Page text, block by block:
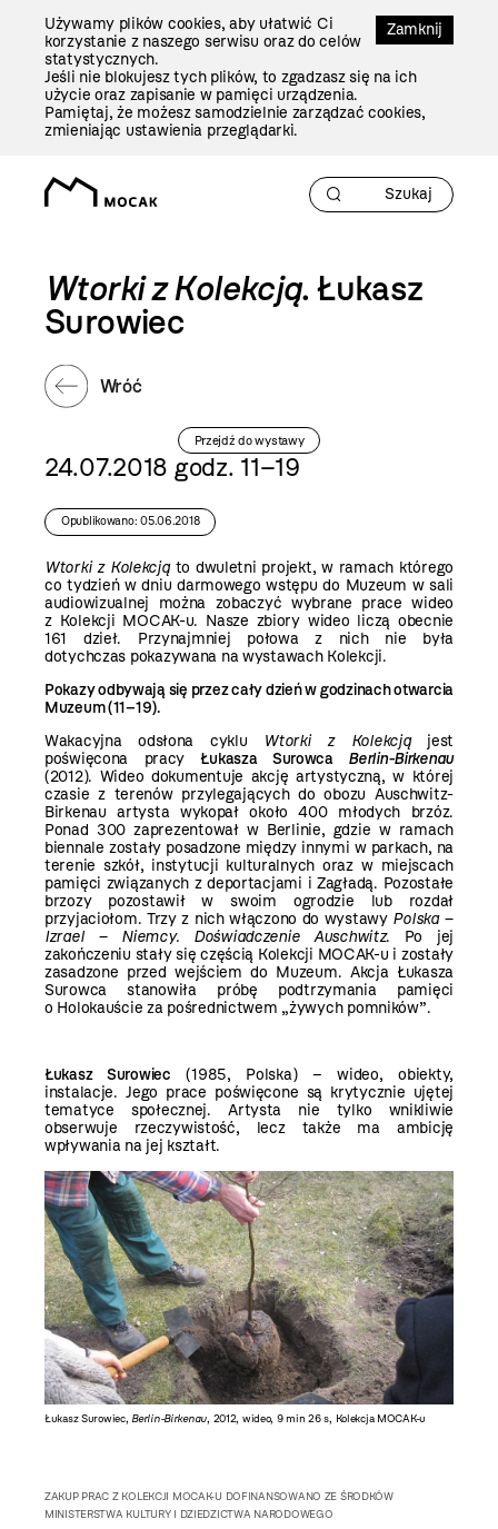
Zamknij
Używamy plików cookies, aby ułatwić Ci
korzystanie z naszego serwisu oraz do celów
statystycznych.
Jeśli nie blokujesz tych plików, to zgadzasz się na ich
użycie oraz zapisanie w pamięci urządzenia.
Pamiętaj, że możesz samodzielnie zarządzać cookies,
zmieniając ustawienia przeglądarki.
Wtorki z Kolekcją. Łukasz
Surowiec
Wróć
Przejdź do wystawy
24.07.2018 godz. 11–19
Opublikowano: 05.06.2018
Wtorki z Kolekcją to dwuletni projekt, w ramach którego
co tydzień w dniu darmowego wstępu do Muzeum w sali
audiowizualnej można zobaczyć wybrane prace wideo
z Kolekcji MOCAK-u. Nasze zbiory wideo liczą obecnie
161 dzieł. Przynajmniej połowa z nich nie była
dotychczas pokazywana na wystawach Kolekcji.
Pokazy odbywają się przez cały dzień w godzinach otwarcia
Muzeum (11–19).
Wakacyjna odsłona cyklu
Wtorki z Kolekcjąjest
poświęcona pracyŁukasza Surowca Berlin-Birkenau
(2012). Wideo dokumentuje akcję artystyczną, w której
czasie z terenów przylegających do obozu Auschwitz-
Birkenau artysta wykopał około 400 młodych brzóz.
Ponad 300 zaprezentował w Berlinie, gdzie w ramach
biennale zostały posadzone między innymi w parkach, na
terenie szkół, instytucji kulturalnych oraz w miejscach
pamięci związanych z deportacjami i Zagładą. Pozostałe
brzozy pozostawił w swoim ogrodzie lub rozdał
przyjaciołom. Trzy z nich włączono do wystawy Polska –
Izrael – Niemcy. Doświadczenie Auschwitz. Po jej
zakończeniu stały się częścią Kolekcji MOCAK-u i zostały
zasadzone przed wejściem do Muzeum. Akcja Łukasza
Surowca stanowiła próbę podtrzymania pamięci
o Holokauście za pośrednictwem „żywych pomników”.
Łukasz Surowiec (1985, Polska) – wideo, obiekty,
instalacje. Jego prace poświęcone są krytycznie ujętej
tematyce społecznej. Artysta nie tylko wnikliwie
obserwuje rzeczywistość, lecz także ma ambicję
wpływania na jej kształt.
Łukasz Surowiec, Berlin-Birkenau, 2012, wideo, 9 min 26 s, Kolekcja MOCAK-u
ZAKUP PRAC Z KOLEKCJI MOCAK-U DOFINANSOWANO ZE ŚRODKÓW
MINISTERSTWA KULTURY I DZIEDZICTWA NARODOWEGO